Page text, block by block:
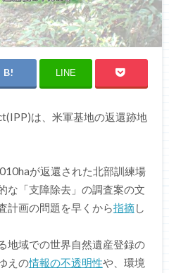
LINE
は、米軍基地の返還跡地
が返還された北部訓練場
な「支障除去」の調査案の文
計画の問題を早くから指摘し
地域での世界自然遺産登録の
えの情報の不透明性や、環境